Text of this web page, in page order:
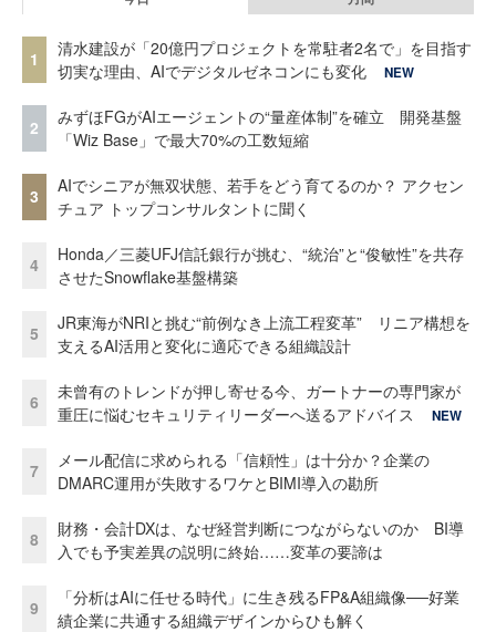
1
清水建設が「20億円プロジェクトを常駐者2名で」を目指す
切実な理由、AIでデジタルゼネコンにも変化
NEW
2
みずほFGがAIエージェントの“量産体制”を確立 開発基盤
「Wiz Base」で最大70%の工数短縮
3
AIでシニアが無双状態、若手をどう育てるのか？ アクセン
チュア トップコンサルタントに聞く
4
Honda／三菱UFJ信託銀行が挑む、“統治”と“俊敏性”を共存
させたSnowflake基盤構築
5
JR東海がNRIと挑む“前例なき上流工程変革” リニア構想を
支えるAI活用と変化に適応できる組織設計
6
未曾有のトレンドが押し寄せる今、ガートナーの専門家が
重圧に悩むセキュリティリーダーへ送るアドバイス
NEW
7
メール配信に求められる「信頼性」は十分か？企業の
DMARC運用が失敗するワケとBIMI導入の勘所
8
財務・会計DXは、なぜ経営判断につながらないのか BI導
入でも予実差異の説明に終始……変革の要諦は
9
「分析はAIに任せる時代」に生き残るFP&A組織像──好業
績企業に共通する組織デザインからひも解く